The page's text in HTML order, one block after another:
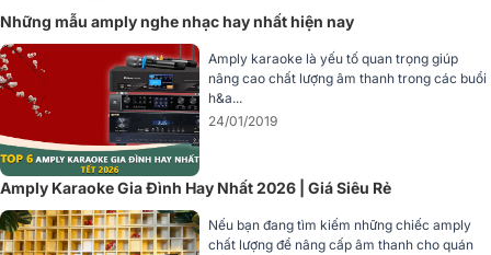
Những mẫu amply nghe nhạc hay nhất hiện nay
Amply karaoke là yếu tố quan trọng giúp
nâng cao chất lượng âm thanh trong các buổi
h&a...
24/01/2019
Amply Karaoke Gia Đình Hay Nhất 2026 | Giá Siêu Rẻ
Nếu bạn đang tìm kiếm những chiếc amply
chất lượng để nâng cấp âm thanh cho quán